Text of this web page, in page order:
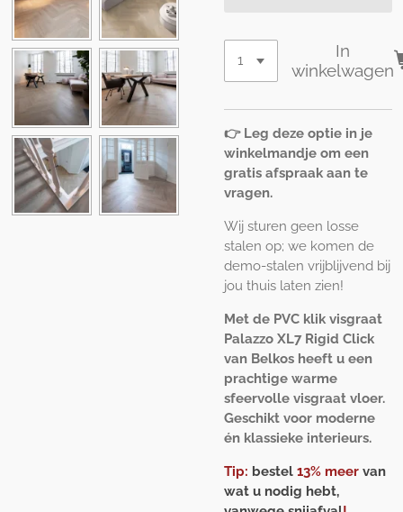
In
winkelwagen
👉 Leg deze optie in je
winkelmandje om een
gratis afspraak aan te
vragen.
Wij sturen geen losse
stalen op; we komen de
demo-stalen vrijblijvend bij
jou thuis laten zien!
Met de PVC klik visgraat
Palazzo XL7 Rigid Click
van Belkos heeft u een
prachtige warme
sfeervolle visgraat vloer.
Geschikt voor moderne
én klassieke interieurs.
Tip: bestel 13% meer van
wat u nodig hebt,